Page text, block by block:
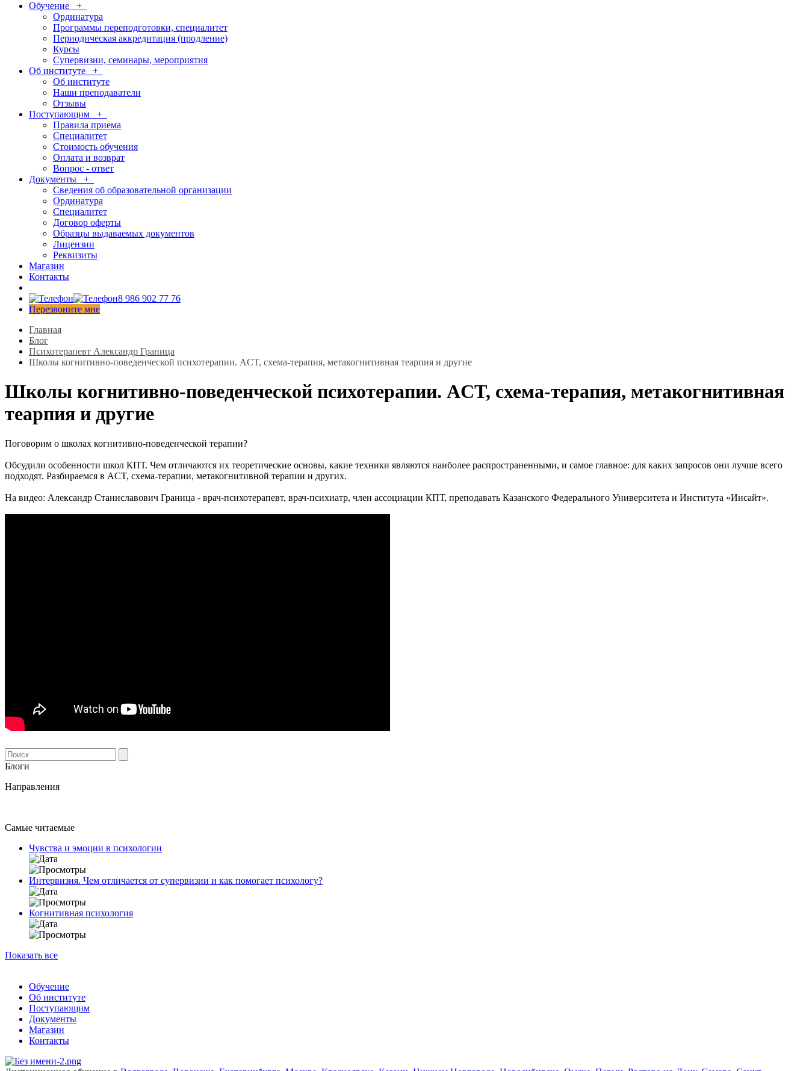
Обучение
+
Ординатура
Программы переподготовки, специалитет
Периодическая аккредитация (продление)
Курсы
Супервизии, семинары, мероприятия
Об институте
+
Об институте
Наши преподаватели
Отзывы
Поступающим
+
Правила приема
Специалитет
Стоимость обучения
Оплата и возврат
Вопрос - ответ
Документы
+
Сведения об образовательной организации
Ординатура
Специалитет
Договор оферты
Образцы выдаваемых документов
Лицензии
Реквизиты
Магазин
Контакты
8 986 902 77 76
Перезвоните мне
Главная
Блог
Психотерапевт Александр Граница
Школы когнитивно-поведенческой психотерапии. ACT, схема-терапия, метакогнитивная теарпия и другие
Школы когнитивно-поведенческой психотерапии. ACT, схема-терапия, метакогнитивная
теарпия и другие
Поговорим о школах когнитивно-поведенческой терапии?
Обсудили особенности школ КПТ. Чем отличаются их теоретические основы, какие техники являются наиболее распространенными, и самое главное: для каких запросов они лучше всего
подходят. Разбираемся в ACT, схема-терапии, метакогнитивной терапии и других.
На видео: Александр Станиславович Граница - врач-психотерапевт, врач-психиатр, член ассоциации КПТ, преподавать Казанского Федерального Университета и Института «Инсайт».
Блоги
Направления
Самые читаемые
Чувства и эмоции в психологии
Интервизия. Чем отличается от супервизии и как помогает психологу?
Когнитивная психология
Показать все
Обучение
Об институте
Поступающим
Документы
Магазин
Контакты